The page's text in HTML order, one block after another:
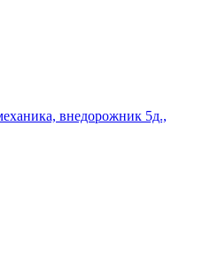
внедорожник 5д.,